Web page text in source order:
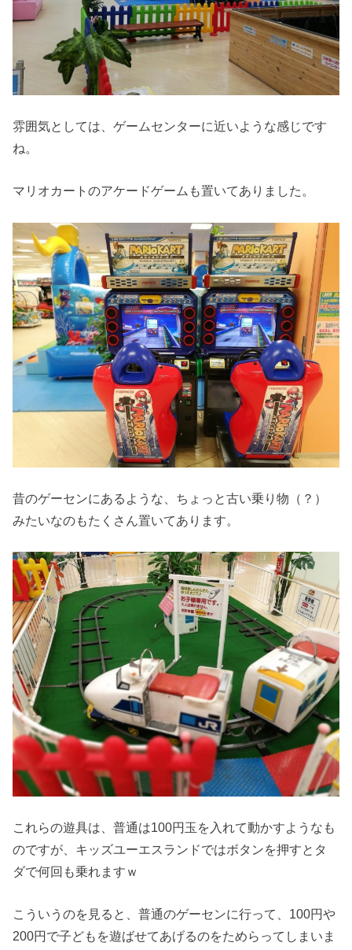
雰囲気としては、ゲームセンターに近いような感じです
ね。
マリオカートのアケードゲームも置いてありました。
昔のゲーセンにあるような、ちょっと古い乗り物（？）
みたいなのもたくさん置いてあります。
これらの遊具は、普通は100円玉を入れて動かすようなも
のですが、キッズユーエスランドではボタンを押すとタ
ダで何回も乗れますｗ
こういうのを見ると、普通のゲーセンに行って、100円や
200円で子どもを遊ばせてあげるのをためらってしまいま